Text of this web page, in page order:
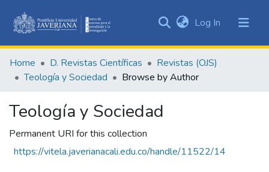
&
Collections
Log In (current)
Home D. Revistas Científicas
Revistas (OJS)
Teología y Sociedad
Browse by Author
Teología y Sociedad
Permanent URI for this collection
https://vitela.javerianacali.edu.co/handle/11522/14